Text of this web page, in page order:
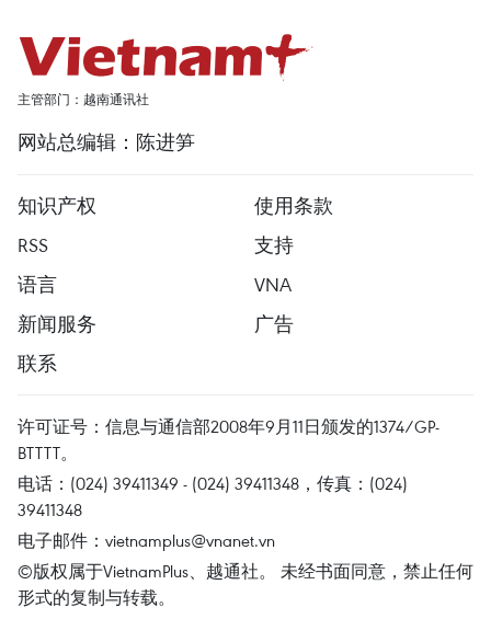
主管部门：越南通讯社
网站总编辑：陈进笋
知识产权
使用条款
RSS
支持
语言
VNA
新闻服务
广告
联系
许可证号：信息与通信部2008年9月11日颁发的1374/GP-
BTTTT。
电话：(024) 39411349 - (024) 39411348，传真：(024)
39411348
电子邮件： vietnamplus@vnanet.vn
©版权属于VietnamPlus、越通社。 未经书面同意，禁止任何
形式的复制与转载。